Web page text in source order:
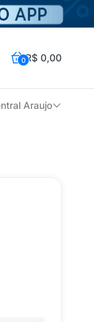
0R$ 0,00
Araujo